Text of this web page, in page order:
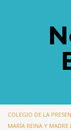
COLEGIO DE LA
MARÍA REINA Y MADRE